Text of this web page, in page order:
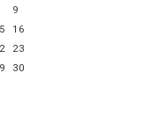
9
16
23
30